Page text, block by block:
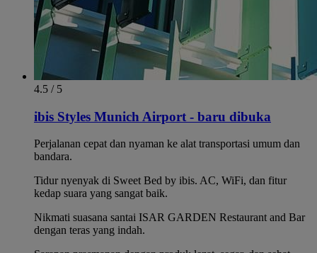
4.5 / 5
ibis Styles Munich Airport - baru dibuka
Perjalanan cepat dan nyaman ke alat transportasi umum dan
bandara.
Tidur nyenyak di Sweet Bed by ibis. AC, WiFi, dan fitur
kedap suara yang sangat baik.
Nikmati suasana santai ISAR GARDEN Restaurant and Bar
dengan teras yang indah.